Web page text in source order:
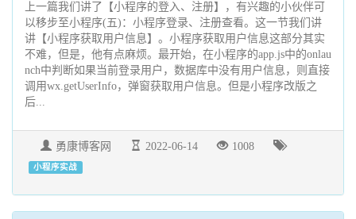
上一篇我们讲了【小程序的登入、注册】，有兴趣的小伙伴可
以移步至小程序(五)：小程序登录、注册查看。这一节我们讲
讲【小程序获取用户信息】。小程序获取用户信息这部分其实
不难，但是，他有点麻烦。最开始，在小程序的app.js中的onlau
nch中判断如果当前登录用户，数据库中没有用户信息，则直接
调用wx.getUserInfo，弹窗获取用户信息。但是小程序改版之
后...
勇康博客网 2022-06-14 1008
小程序实战